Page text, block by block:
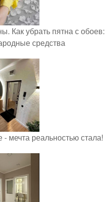
Как убрать пятна с обоев:
средства
мечта реальностью стала!